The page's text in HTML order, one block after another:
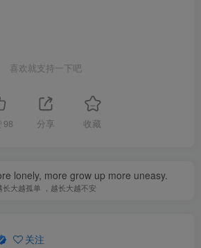
喜欢就支持一下吧
98 分享 收藏
lonely, more grow up more uneasy.
长大越孤单 ，越长大越不安
关注